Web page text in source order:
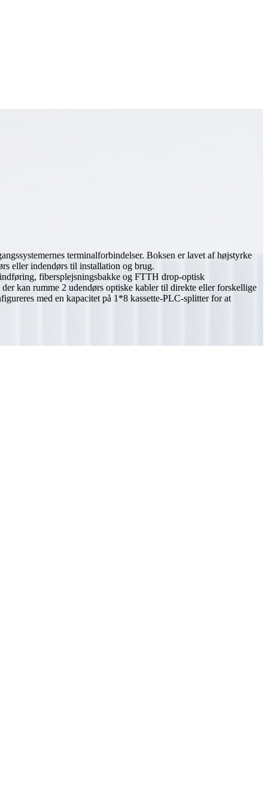
terminalforbindelser. Boksen er lavet af højstyrke
eller indendørs til installation og brug.
fibersplejsningsbakke og FTTH drop-optisk
kan rumme 2 udendørs optiske kabler til direkte eller forskellige
med en kapacitet på 1*8 kassette-PLC-splitter for at